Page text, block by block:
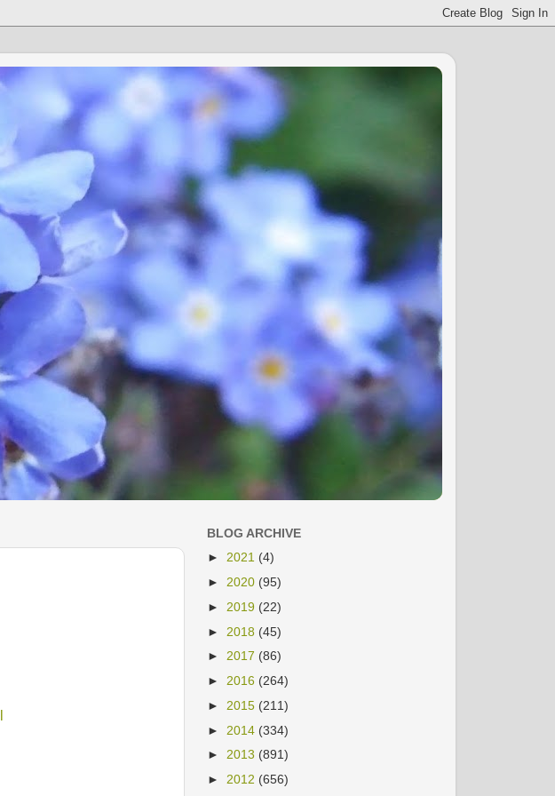
BLOG ARCHIVE
► 2021 (4)
► 2020 (95)
► 2019 (22)
► 2018 (45)
► 2017 (86)
► 2016 (264)
► 2015 (211)
► 2014 (334)
► 2013 (891)
► 2012 (656)